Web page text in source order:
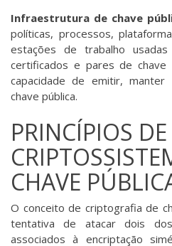
Infraestrutura de chave
políticas, processos,
estações de trabalho
certificados e pares de chave
capacidade de emitir,
chave pública.
PRINCÍPIOS DE
CHAVE
O conceito de criptografia de
tentativa de atacar dois
associados à encriptação